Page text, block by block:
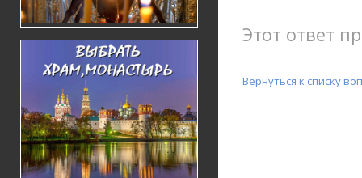
Этот ответ
Вернуться к списку